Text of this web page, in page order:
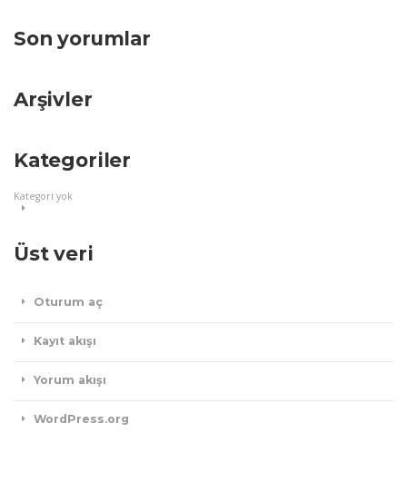
Son yorumlar
Arşivler
Kategoriler
Kategori yok
Üst veri
Oturum aç
Kayıt akışı
Yorum akışı
WordPress.org